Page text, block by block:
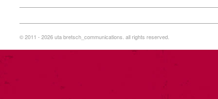
© 2011 - 2026 uta bretsch_communications. all rights reserved.